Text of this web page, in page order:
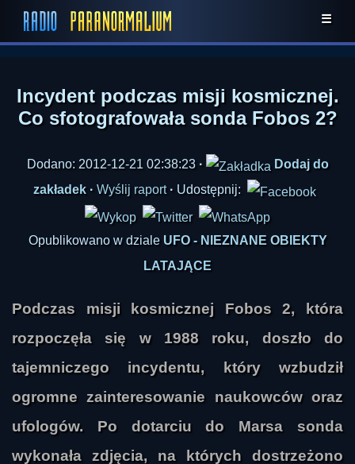
☰
Incydent podczas misji kosmicznej.
Co sfotografowała sonda Fobos 2?
Dodano: 2012-12-21 02:38:23 ·
Dodaj do
zakładek · Wyślij raport · Udostępnij:
Opublikowano w dziale UFO - NIEZNANE OBIEKTY
LATAJĄCE
Podczas misji kosmicznej Fobos 2, która
rozpoczęła się w 1988 roku, doszło do
tajemniczego incydentu, który wzbudził
ogromne zainteresowanie naukowców oraz
ufologów. Po dotarciu do Marsa sonda
wykonała zdjęcia, na których dostrzeżono